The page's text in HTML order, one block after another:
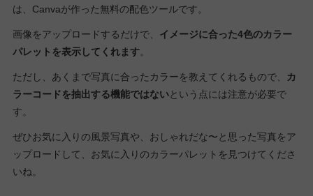
は、Canvaが作った無料の配色ツールです。
画像をアップロードするだけで、 イメージに合った4色のカラー
パレットを表示してくれます。
ただし、あくまで写真に合ったカラーを教えてくれるもので、
カ
ラーコードを抽出する機能ではないという点には注意が必要で
す。
ぜひお気に入りの風景写真や、おしゃれだな〜と思った写真をア
ップロードして、お気に入りのカラーパレットを見つけてくださ
いね。